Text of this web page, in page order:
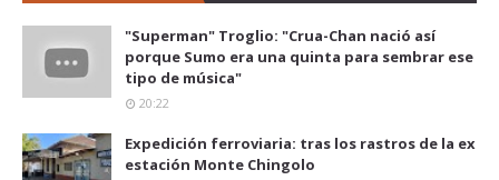
"Superman" Troglio: "Crua-Chan nació así
porque Sumo era una quinta para sembrar ese
tipo de música"
20:22
Expedición ferroviaria: tras los rastros de la ex
estación Monte Chingolo